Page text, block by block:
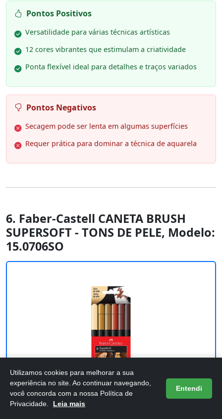
Pontos Positivos
Versatilidade para várias técnicas artísticas
12 cores vibrantes que estimulam a criatividade
Ponta flexível ideal para detalhes e traços variados
Pontos Negativos
Secagem pode ser lenta em algumas superfícies
Requer prática para dominar a técnica de aquarela
6. Faber-Castell CANETA BRUSH
SUPERSOFT - TONS DE PELE, Modelo:
15.0706SO
Utilizamos cookies para melhorar a sua
experiência no site. Ao continuar navegando,
você concorda com a nossa Política de
Privacidade.
Leia mais
Entendi